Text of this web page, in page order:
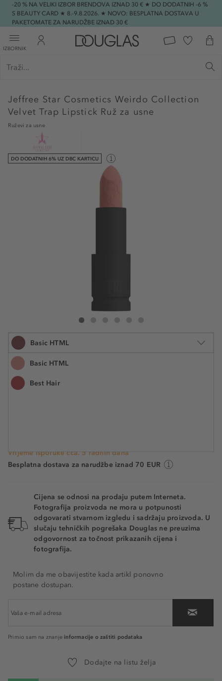
-20 % NA VELIKI IZBOR BRENDOVA IZNAD 30 € ★ DO DODATNIH -6 %
S BEAUTY CARD ★ 8.-9.8.2026. ★ NOVO: BESPLATNA DOSTAVA U
PAKETOMATE ZA NARUDŽBE IZNAD 30 €
IZBORNIK
Jeffree Star Cosmetics Weirdo Collection
Velvet Trap Lipstick Ruž za usne
Ruževi za usne
DO DODATNIH 6% UZ DBC KARTICU
Jeffree Star Cosmetics Weirdo Collection Velvet Trap Lipstick
Basic HTML
Basic HTML
Best Hair
Vrijeme isporuke cca. 5 radnih dana
Besplatna dostava za narudžbe iznad 70 EUR
Cijena se odnosi na prodaju putem Interneta.
Fotografija proizvoda ne mora u potpunosti
odgovarati stvarnom izgledu i sadržaju proizvoda. U
slučaju tehničkih pogrešaka Douglas ne preuzima
odgovornost za točnost prikazanih cijena i
fotografija.
Molim da me obavijestite kada artikl ponovno
postane dostupan.
Primio sam na znanje informacije o zaštiti podataka
Dodajte na listu želja